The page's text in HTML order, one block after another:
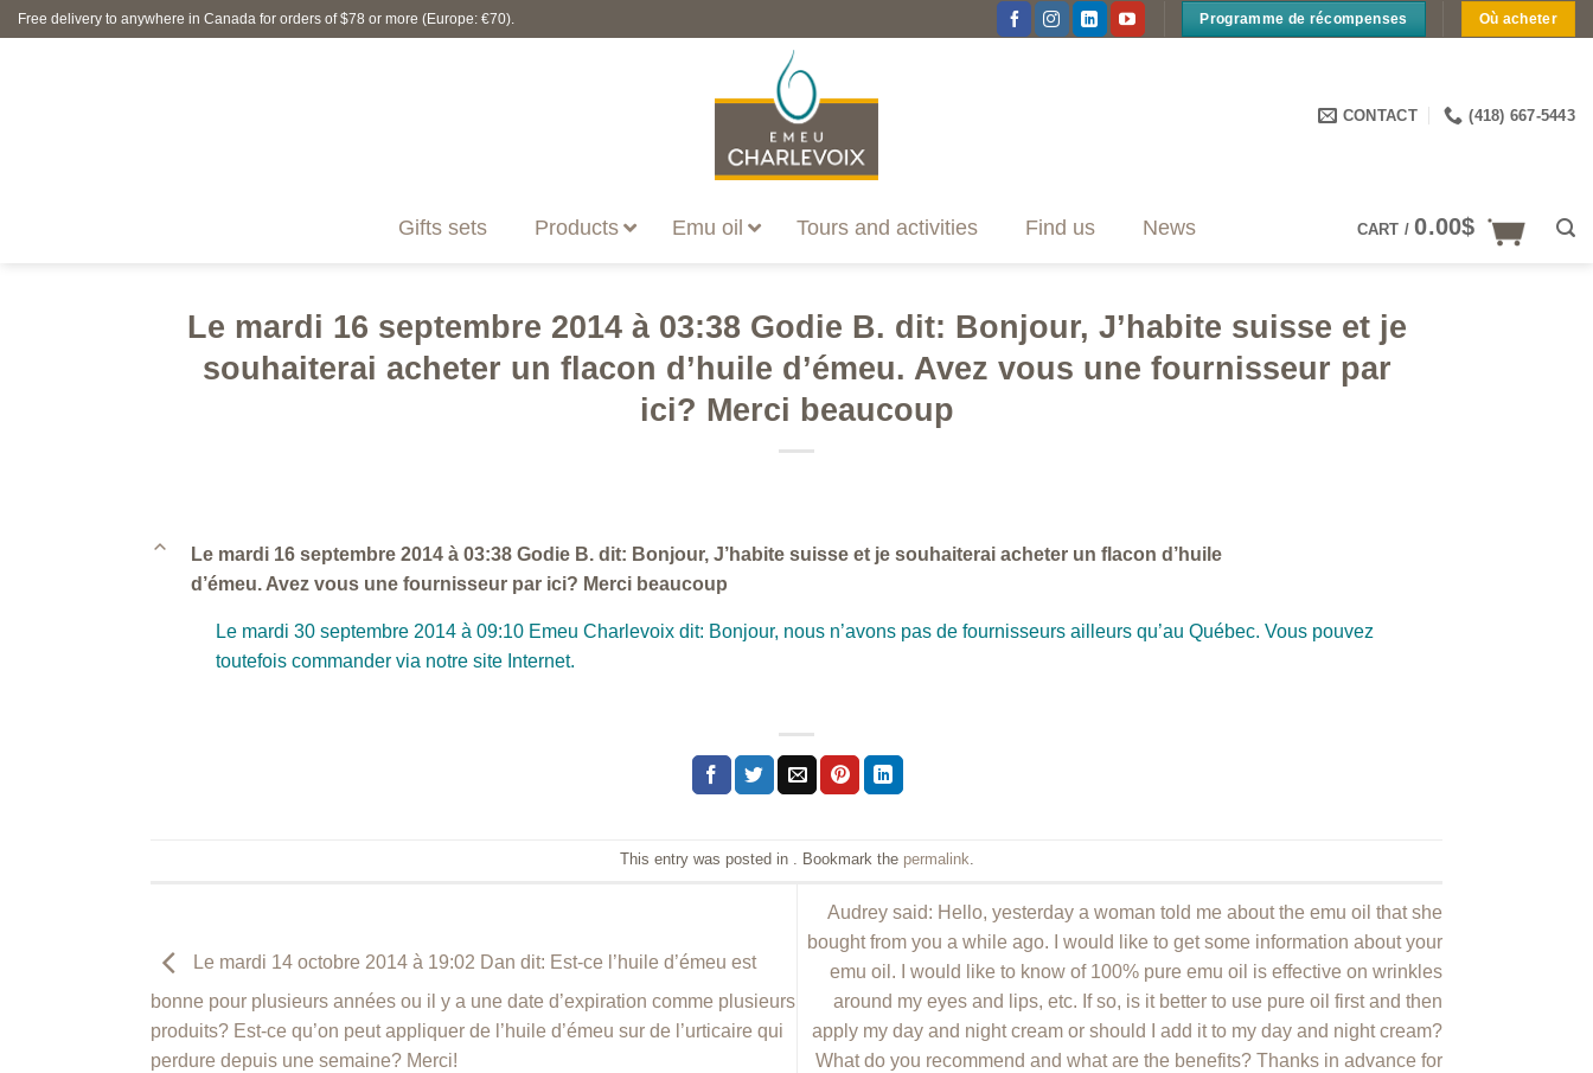
Skip
to
Free delivery to anywhere in Canada for orders of $78 or more (Europe: €70). Programme de récompenses Où acheter
CONTACT (418) 667-5443
Gifts sets Products Emu oil Tours and activities Find us News CART /0.00$
Le mardi 16 septembre 2014 à 03:38 Godie B. dit: Bonjour, J’habite suisse et je
souhaiterai acheter un flacon d’huile d’émeu. Avez vous une fournisseur par
ici? Merci beaucoup
B
Le mardi 16 septembre 2014 à 03:38 Godie B. dit: Bonjour, J’habite suisse et je souhaiterai acheter un flacon d’huile
d’émeu. Avez vous une fournisseur par ici? Merci beaucoup
Le mardi 30 septembre 2014 à 09:10 Emeu Charlevoix dit: Bonjour, nous n’avons pas de fournisseurs ailleurs qu’au Québec. Vous pouvez
toutefois commander via notre site Internet.
This entry was posted in . Bookmark the permalink
Le mardi 14 octobre 2014 à 19:02 Dan dit: Est-ce l’huile d’émeu est
bonne pour plusieurs années ou il y a une date d’expiration comme plusieurs
produits? Est-ce qu’on peut appliquer de l’huile d’émeu sur de l’urticaire qui
perdure depuis une semaine? Merci!
Audrey said: Hello, yesterday a woman told me about the emu oil that she
bought from you a while ago. I would like to get some information about your
emu oil. I would like to know of 100% pure emu oil is effective on wrinkles
around my eyes and lips, etc. If so, is it better to use pure oil first and then
apply my day and night cream or should I add it to my day and night cream?
What do you recommend and what are the benefits? Thanks in advance for